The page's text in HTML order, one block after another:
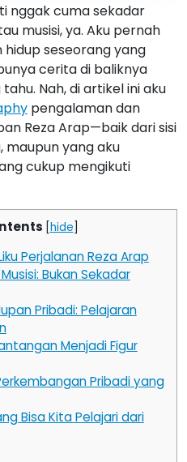
nggak cuma sekadar
musisi, ya. Aku pernah
seseorang yang
cerita di baliknya
Nah, di artikel ini aku
pengalaman dan
Reza Arap—baik dari sisi
maupun yang aku
cukup mengikuti
[hide]
Perjalanan Reza Arap
Bukan Sekadar
Pribadi: Pelajaran
Menjadi Figur
Pribadi yang
Bisa Kita Pelajari dari